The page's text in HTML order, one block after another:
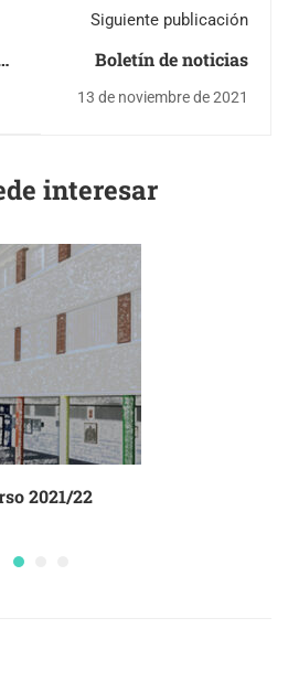
Siguiente publicación
Boletín de noticias
13 de noviembre de 2021
interesar
2021/22